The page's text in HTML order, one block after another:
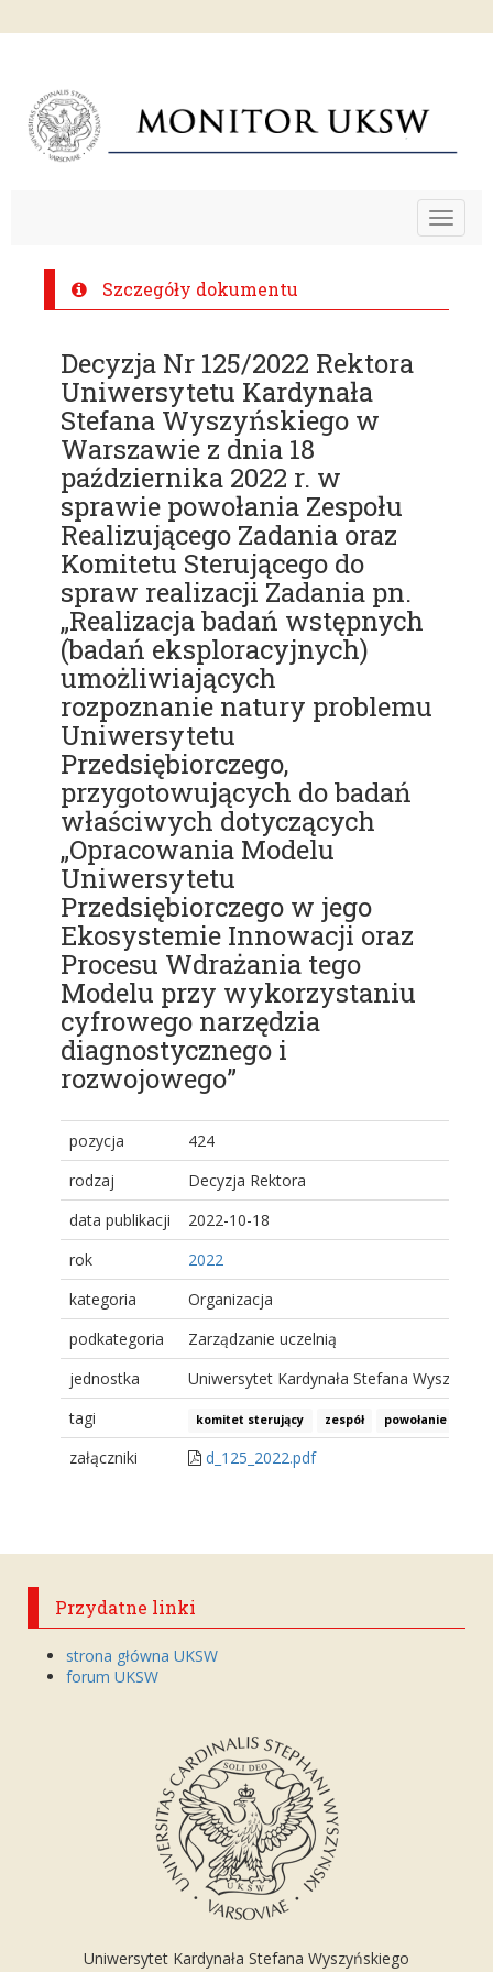
Toggle
Szczegóły dokumentu
Decyzja Nr 125/2022 Rektora
Uniwersytetu Kardynała
Stefana Wyszyńskiego w
Warszawie z dnia 18
października 2022 r. w
sprawie powołania Zespołu
Realizującego Zadania oraz
Komitetu Sterującego do
spraw realizacji Zadania pn.
„Realizacja badań wstępnych
(badań eksploracyjnych)
umożliwiających
rozpoznanie natury problemu
Uniwersytetu
Przedsiębiorczego,
przygotowujących do badań
właściwych dotyczących
„Opracowania Modelu
Uniwersytetu
Przedsiębiorczego w jego
Ekosystemie Innowacji oraz
Procesu Wdrażania tego
Modelu przy wykorzystaniu
cyfrowego narzędzia
diagnostycznego i
rozwojowego”
pozycja
424
rodzaj
Decyzja Rektora
data publikacji
2022-10-18
rok
2022
kategoria
Organizacja
podkategoria
Zarządzanie uczelnią
jednostka
Uniwersytet Kardynała Stefana
tagi
komitet sterujący zespół powołanie
załączniki d_125_2022.pdf
Przydatne linki
strona główna UKSW
forum UKSW
Uniwersytet Kardynała Stefana Wyszyńskiego